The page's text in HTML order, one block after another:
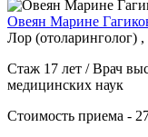
Овеян Марине
Лор (отоларинголог)
Стаж 17 лет / Врач
медицинских наук
Стоимость приема -